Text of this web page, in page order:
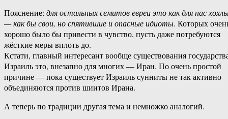
Пояснение: для остальных семитов евреи это как для нас
— как бы свои, но спятившие и опасные идиоты. Которых
хорошо было бы привести в чувство, пусть даже потребуются
жёсткие меры вплоть до.
Кстати, главный интересант вообще существования
Израиль это, внезапно для многих — Иран. По очень простой
причине — пока существует Израиль сунниты не так активно
объединяются против шиитов Ирана.
А теперь по традиции другая тема и немножко аналогий.